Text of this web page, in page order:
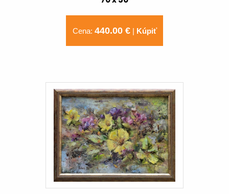
Cena: 440.00 €| Kúpiť